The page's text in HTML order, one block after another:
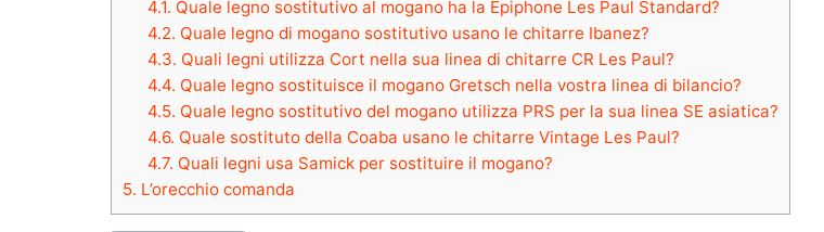
4.1. Quale legno sostitutivo al mogano ha la Epiphone Les Paul Standard?
4.2. Quale legno di mogano sostitutivo usano le chitarre Ibanez?
4.3. Quali legni utilizza Cort nella sua linea di chitarre CR Les Paul?
4.4. Quale legno sostituisce il mogano Gretsch nella vostra linea di bilancio?
4.5. Quale legno sostitutivo del mogano utilizza PRS per la sua linea SE asiatica?
4.6. Quale sostituto della Coaba usano le chitarre Vintage Les Paul?
4.7. Quali legni usa Samick per sostituire il mogano?
5. L’orecchio comanda